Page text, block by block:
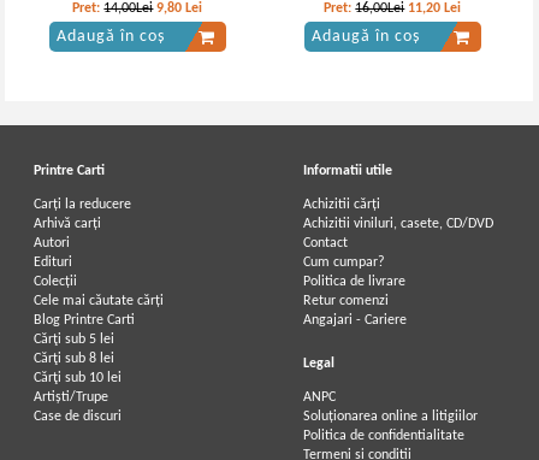
Pret:14,00Lei 9,80 Lei
Adaugă în coș
Pret:16,00Lei 11,20 Lei
Adaugă în coș
Printre Carti
Carți la reducere
Arhivă carți
Autori
Edituri
Colecții
Cele mai căutate cărți
Blog Printre Carti
Cărţi sub 5 lei
Cărţi sub 8 lei
Cărţi sub 10 lei
Artiști/Trupe
Case de discuri
Informatii utile
Achizitii cărți
Achizitii viniluri, casete, CD/DVD
Contact
Cum cumpar?
Politica de livrare
Retur comenzi
Angajari - Cariere
Legal
ANPC
Soluționarea online a litigiilor
Politica de confidentialitate
Termeni si conditii